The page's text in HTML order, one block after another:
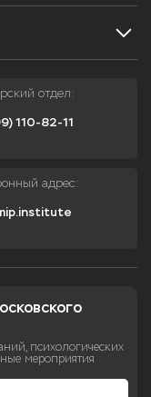
отдел:
110-82-11
адрес:
психологических
мероприятия